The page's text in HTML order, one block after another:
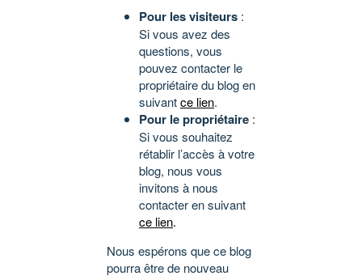
Pour les visiteurs :
Si vous avez des
questions, vous
pouvez contacter le
propriétaire du blog en
suivantce lien.
Pour le propriétaire :
Si vous souhaitez
rétablir l’accès à votre
blog, nous vous
invitons à nous
contacter en suivant
ce lien.
Nous espérons que ce blog
pourra être de nouveau